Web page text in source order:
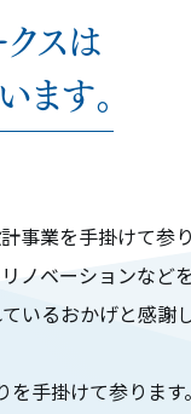
スは
す。
事業を手掛けて参り
ノベーションなど
いるおかげと感謝し
手掛けて参ります。